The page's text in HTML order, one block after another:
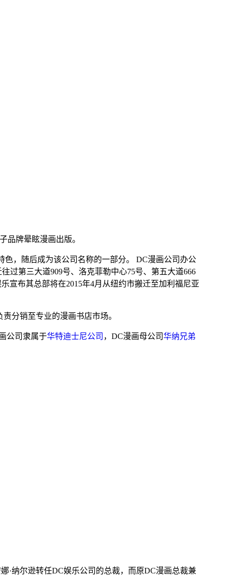
品牌晕眩漫画出版。
色，随后成为该公司名称的一部分。
DC漫画公司办公
往过第三大道909号、洛克菲勒中心75号、 第五大道666
宣布其总部将在2015年4月从纽约市搬迁至加利福尼亚
责分销至专业的漫画书店市场。
公司隶属于华特迪士尼公司 ，DC漫画母公司华纳兄弟
·纳尔逊转任DC娱乐公司的总裁，而原DC漫画总裁兼